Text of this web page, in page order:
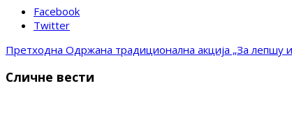
Facebook
Twitter
Претходна Одржана традиционална акција „За лепшу
Сличне вести